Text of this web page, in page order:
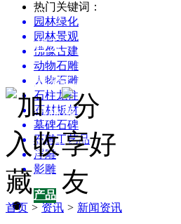
热门关键词：
园林绿化
园林景观
佛像古建
动物石雕
人物石雕
石柱龙柱
石材板材
墓碑石碑
石雕工艺品
浮雕
影雕
产品
产品
首页
雕塑艺术博览
园林雕塑创意设计
新农村景观雕塑集锦
园林雕塑百科
首页 > 资讯 > 新闻资讯